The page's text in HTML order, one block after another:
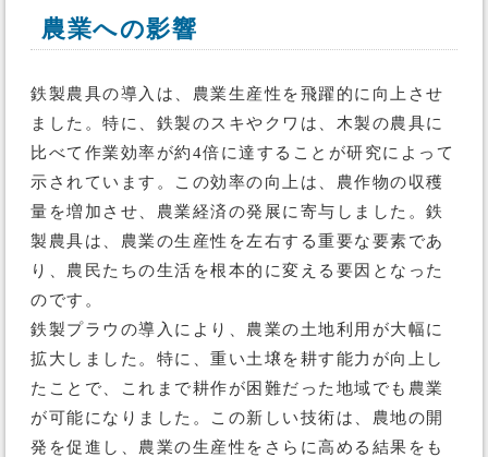
農業への影響
鉄製農具の導入は、農業生産性を飛躍的に向上させ
ました。特に、鉄製のスキやクワは、木製の農具に
比べて作業効率が約4倍に達することが研究によって
示されています。この効率の向上は、農作物の収穫
量を増加させ、農業経済の発展に寄与しました。鉄
製農具は、農業の生産性を左右する重要な要素であ
り、農民たちの生活を根本的に変える要因となった
のです。
鉄製プラウの導入により、農業の土地利用が大幅に
拡大しました。特に、重い土壌を耕す能力が向上し
たことで、これまで耕作が困難だった地域でも農業
が可能になりました。この新しい技術は、農地の開
発を促進し、農業の生産性をさらに高める結果をも